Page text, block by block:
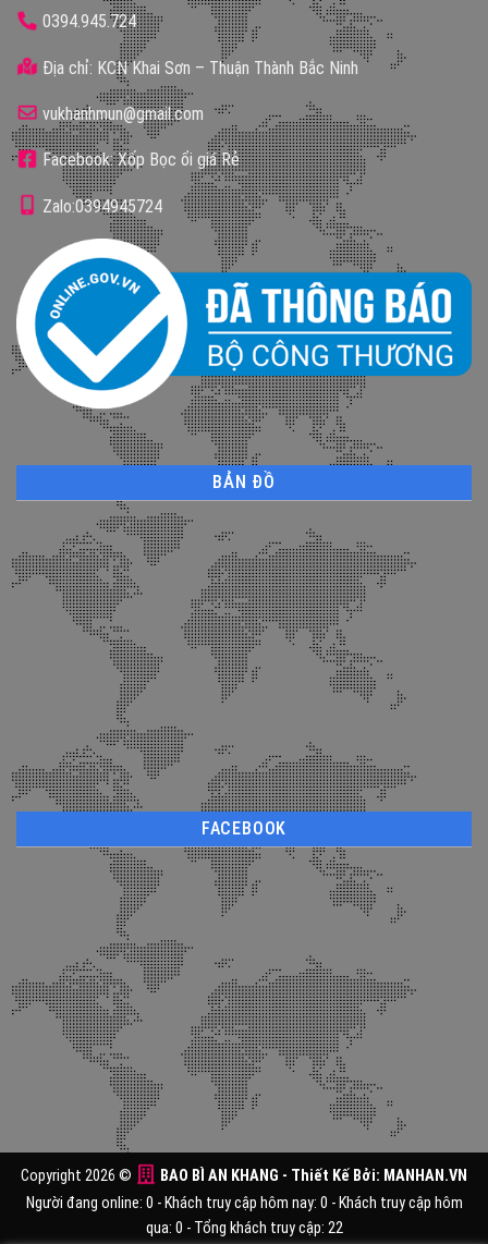
0394.945.724
Địa chỉ: KCN Khai Sơn – Thuận Thành Bắc Ninh
vukhanhmun@gmail.com
Facebook: Xốp Bọc ổi giá Rẻ
Zalo:0394945724
BẢN ĐỒ
FACEBOOK
Copyright 2026 © BAO BÌ AN KHANG - Thiết Kế Bởi: MANHAN.VN
Người đang online: 0 - Khách truy cập hôm nay: 0 - Khách truy cập hôm
qua: 0 - Tổng khách truy cập: 22